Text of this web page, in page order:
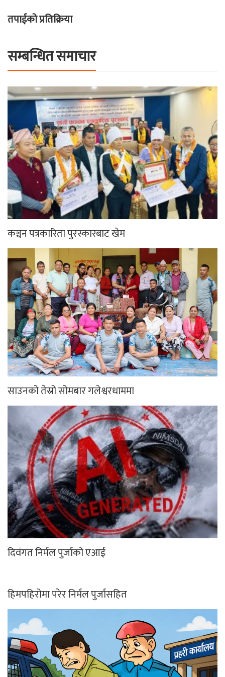
तपाईको प्रतिक्रिया
सम्बन्धित समाचार
कञ्चन पत्रकारिता पुरस्कारबाट खेम
साउनको तेस्रो सोमबार गलेश्वरधाममा
दिवंगत निर्मल पुर्जाको एआई
हिमपहिरोमा परेर निर्मल पुर्जासहित